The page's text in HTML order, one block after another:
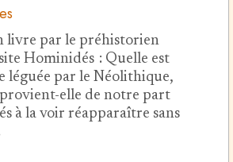
livre par le préhistorien
Hominidés : Quelle est
léguée par le Néolithique,
elle de notre part
à la voir réapparaître sans